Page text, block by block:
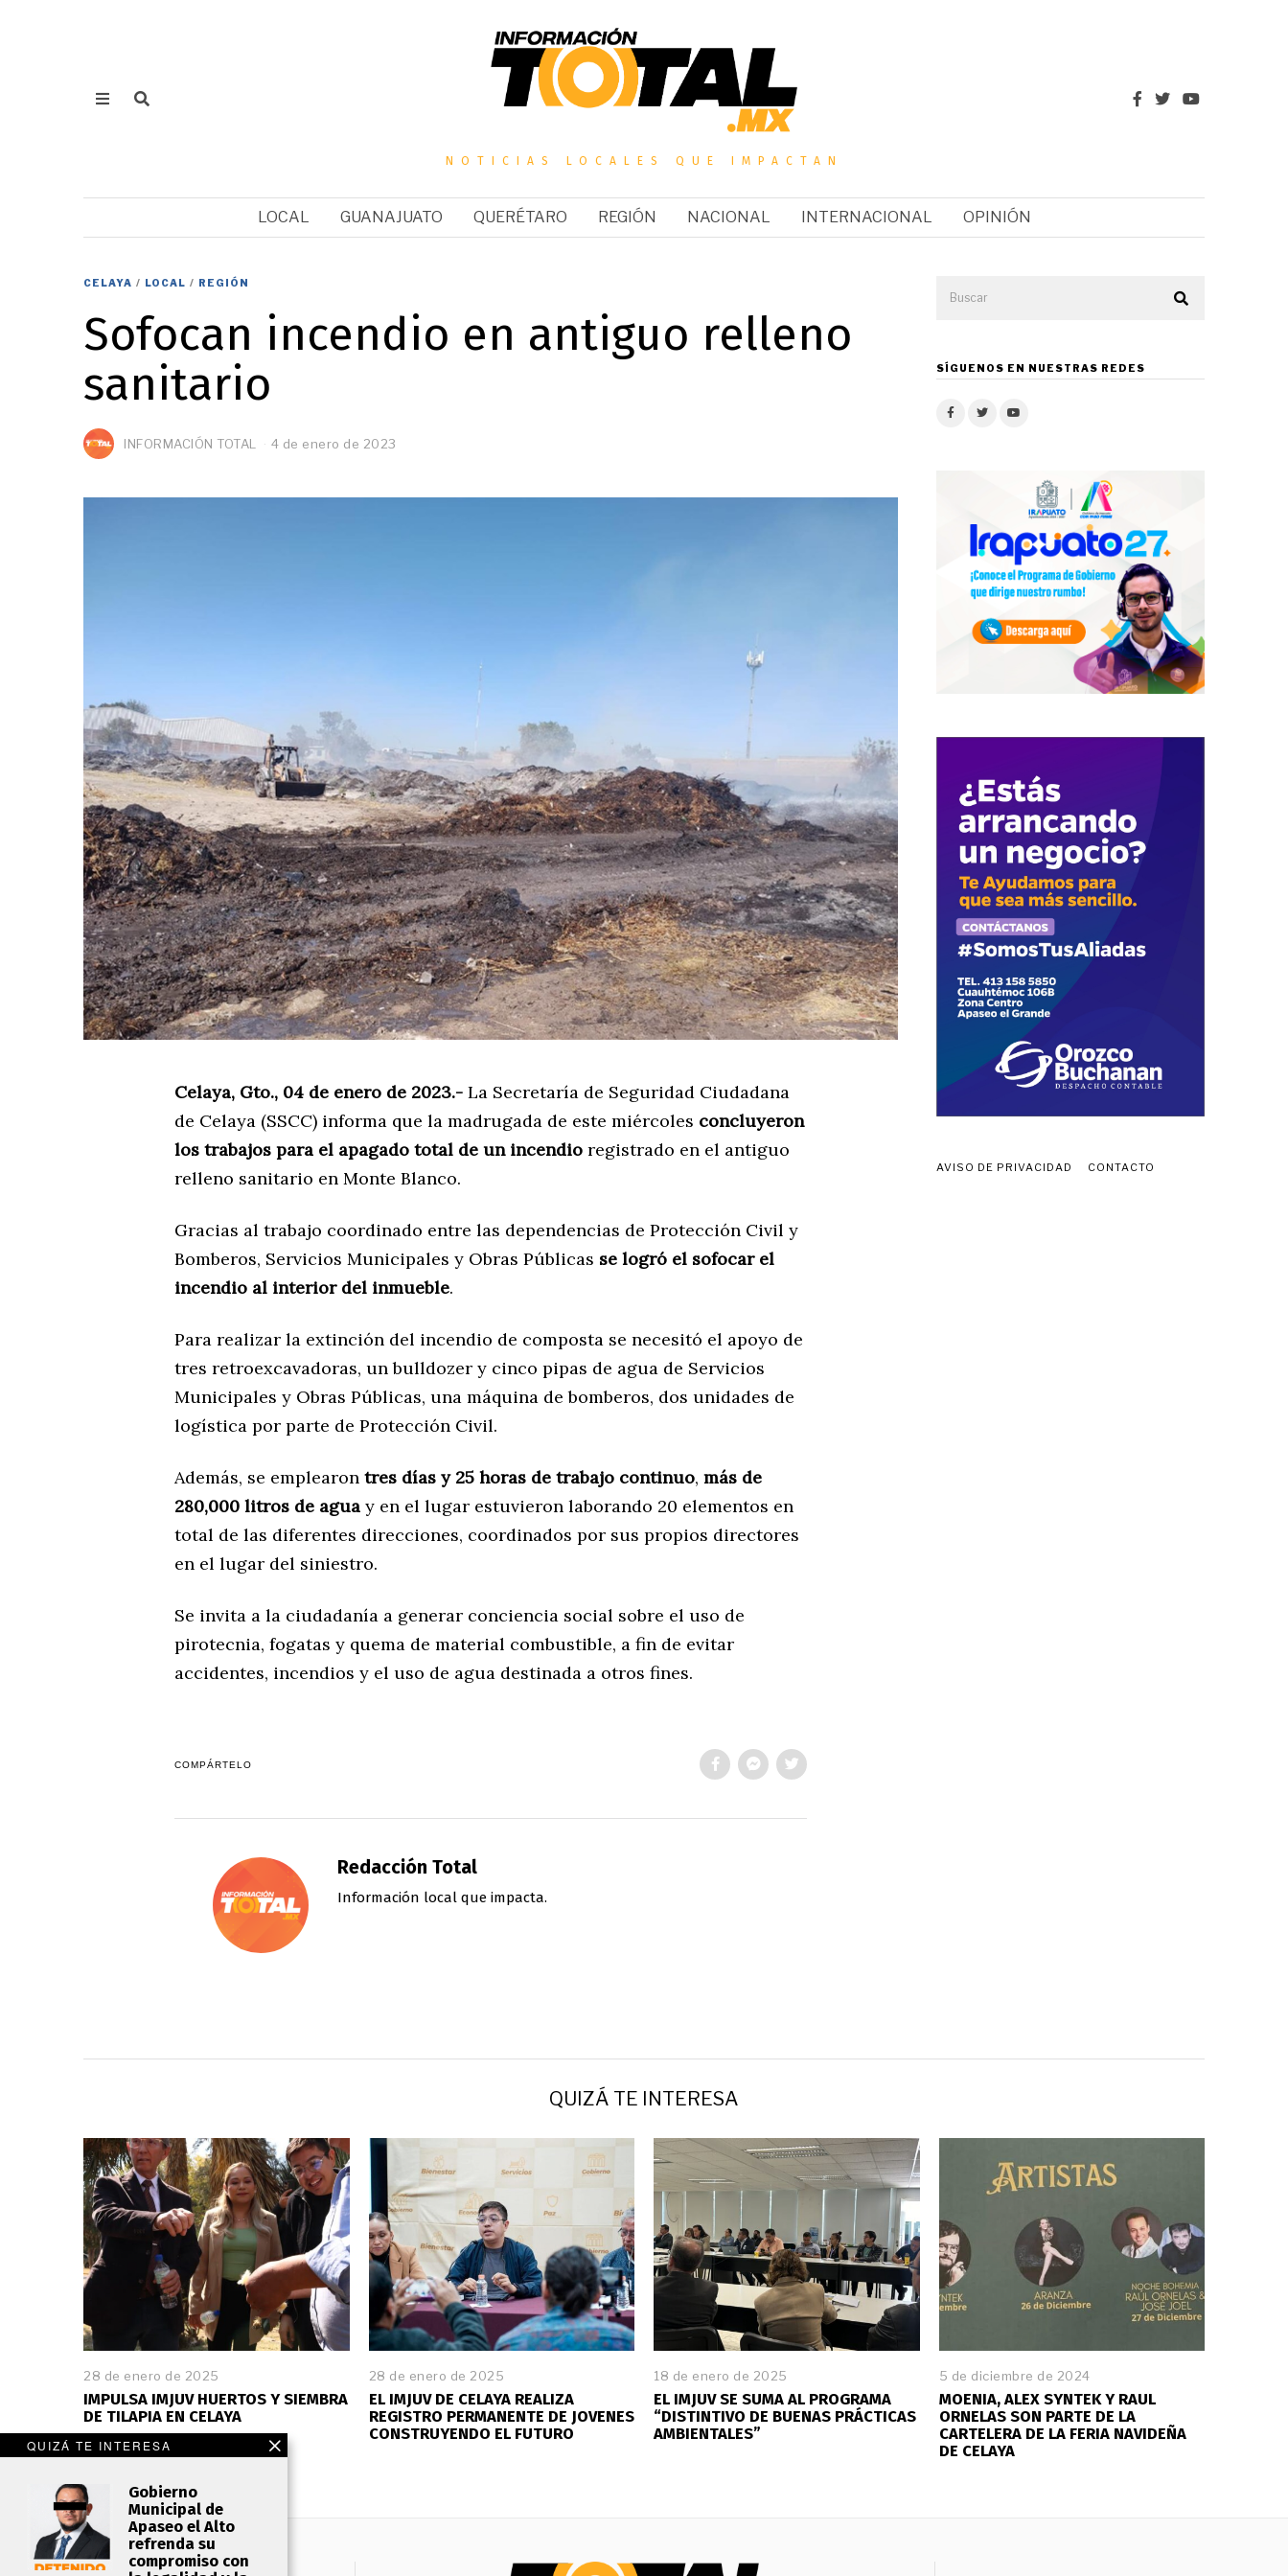
NOTICIAS LOCALES QUE IMPACTAN
LOCAL GUANAJUATO QUERÉTARO REGIÓN NACIONAL INTERNACIONAL OPINIÓN
CELAYA / LOCAL / REGIÓN
Sofocan incendio en antiguo relleno
sanitario
INFORMACIÓN TOTAL 4 de enero de 2023
Celaya, Gto., 04 de enero de 2023.- La Secretaría de Seguridad Ciudadana
de Celaya (SSCC) informa que la madrugada de este miércoles concluyeron
los trabajos para el apagado total de un incendio registrado en el antiguo
relleno sanitario en Monte Blanco.
Gracias al trabajo coordinado entre las dependencias de Protección Civil y
Bomberos, Servicios Municipales y Obras Públicas se logró el sofocar el
incendio al interior del inmueble.
Para realizar la extinción del incendio de composta se necesitó el apoyo de
tres retroexcavadoras, un bulldozer y cinco pipas de agua de Servicios
Municipales y Obras Públicas, una máquina de bomberos, dos unidades de
logística por parte de Protección Civil.
Además, se emplearon tres días y 25 horas de trabajo continuo, más de
280,000 litros de agua y en el lugar estuvieron laborando 20 elementos en
total de las diferentes direcciones, coordinados por sus propios directores
en el lugar del siniestro.
Se invita a la ciudadanía a generar conciencia social sobre el uso de
pirotecnia, fogatas y quema de material combustible, a fin de evitar
accidentes, incendios y el uso de agua destinada a otros fines.
COMPÁRTELO
Redacción Total
Información local que impacta.
SÍGUENOS EN NUESTRAS REDES
AVISO DE PRIVACIDAD CONTACTO
QUIZÁ TE INTERESA
Gobierno
Municipal de
Apaseo el Alto
refrenda su
compromiso con
QUIZÁ TE INTERESA
28 de enero de 2025
8
d
n
o
d
2
IMPULSA IMJUV HUERTOS Y SIEMBRA
DE TILAPIA EN CELAYA
28 de enero de 2025
8
d
e
2
EL IMJUV DE CELAYA REALIZA
REGISTRO PERMANENTE DE JOVENES
CONSTRUYENDO EL FUTURO
18 de enero de 2025
EL IMJUV SE SUMA AL PROGRAMA
“DISTINTIVO DE BUENAS PRÁCTICAS
AMBIENTALES”
5 de diciembre de 2024
MOENIA, ALEX SYNTEK Y RAUL
ORNELAS SON PARTE DE LA
CARTELERA DE LA FERIA NAVIDEÑA
DE CELAYA